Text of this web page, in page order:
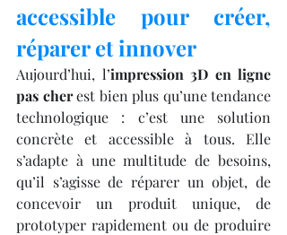
accessible pour créer,
réparer et innover
Aujourd’hui, l’impression 3D en ligne
pas cher est bien plus qu’une tendance
technologique : c’est une solution
concrète et accessible à tous. Elle
s’adapte à une multitude de besoins,
qu’il s’agisse de réparer un objet, de
concevoir un produit unique, de
prototyper rapidement ou de produire